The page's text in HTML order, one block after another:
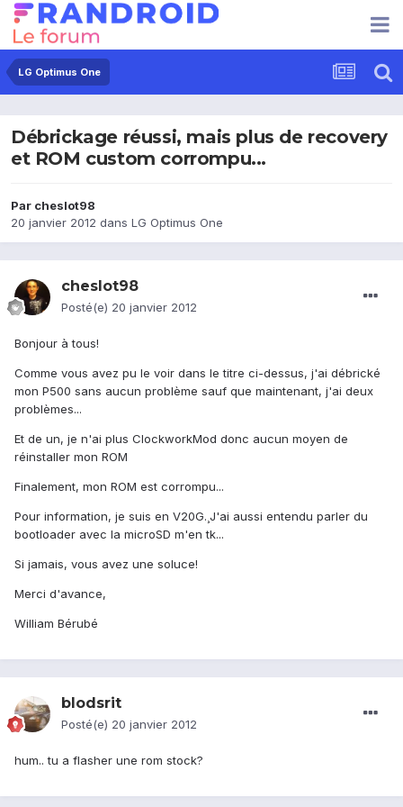
LG Optimus One
Débrickage réussi, mais plus de recovery
et ROM custom corrompu...
Par cheslot98
20 janvier 2012 dans LG Optimus One
cheslot98
Posté(e) 20 janvier 2012
Bonjour à tous!
Comme vous avez pu le voir dans le titre ci-dessus, j'ai débrické
mon P500 sans aucun problème sauf que maintenant, j'ai deux
problèmes...
Et de un, je n'ai plus ClockworkMod donc aucun moyen de
réinstaller mon ROM
Finalement, mon ROM est corrompu...
Pour information, je suis en V20G.¸J'ai aussi entendu parler du
bootloader avec la microSD m'en tk...
Si jamais, vous avez une soluce!
Merci d'avance,
William Bérubé
blodsrit
Posté(e) 20 janvier 2012
hum.. tu a flasher une rom stock?